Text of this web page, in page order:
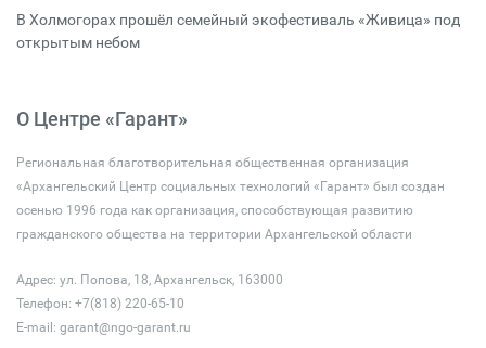
В Холмогорах прошёл семейный экофестиваль «Живица» под
открытым небом
О Центре «Гарант»
Региональная благотворительная общественная организация
«Архангельский Центр социальных технологий «Гарант» был создан
осенью 1996 года как организация, способствующая развитию
гражданского общества на территории Архангельской области
Адрес: ул. Попова, 18, Архангельск, 163000
Телефон: +7(818) 220-65-10
E-mail: garant@ngo-garant.ru